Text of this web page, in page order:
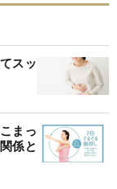
スッ
まっ
係と